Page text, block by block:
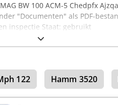
BW 100 ACM-5 Chedpfx
"Documenten" als PDF-
inspectie Staat: gebruikt
122 Hamm 3520